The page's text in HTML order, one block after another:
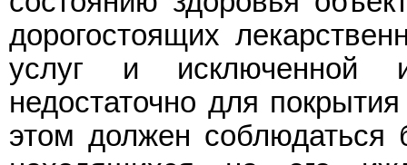
дорогостоящих
услуг и исключенной
недостаточно для
этом должен соблюдаться